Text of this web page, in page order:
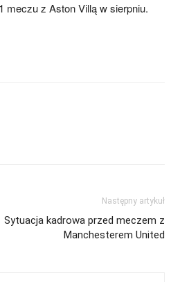
meczu z Aston Villąw sierpniu.
Następny artykuł
Sytuacja kadrowa przed meczem z
Manchesterem United